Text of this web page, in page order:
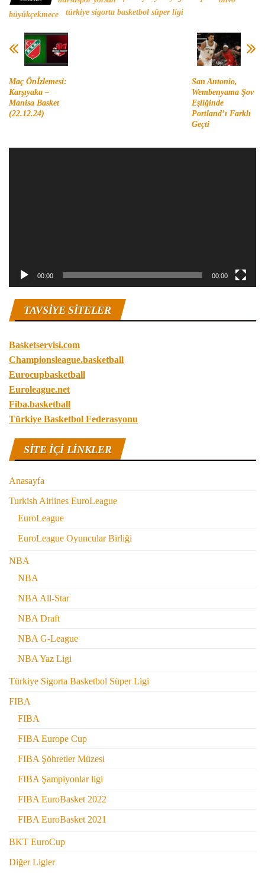
büyükçekmece
türkiye sigorta basketbol süper ligi
Maç Önİzlemesi:
Karşıyaka –
Manisa Basket
(22.12.24)
San Antonio,
Wembenyama Şov
Eşliğinde
Portland’ı Farklı
Geçti
00:00 00:00
TAVSIYE SITELER
Basketservisi.com
Championsleague.basketball
Eurocupbasketball
Euroleague.net
Fiba.basketball
Türkiye Basketbol Federasyonu
SITE IÇI LINKLER
Anasayfa
Turkish Airlines EuroLeague
EuroLeague
EuroLeague Oyuncular Birliği
NBA
NBA
NBA All-Star
NBA Draft
NBA G-League
NBA Yaz Ligi
Türkiye Sigorta Basketbol Süper Ligi
FIBA
FIBA
FIBA Europe Cup
FIBA Şöhretler Müzesi
FIBA Şampiyonlar ligi
FIBA EuroBasket 2022
FIBA EuroBasket 2021
BKT EuroCup
Diğer Ligler